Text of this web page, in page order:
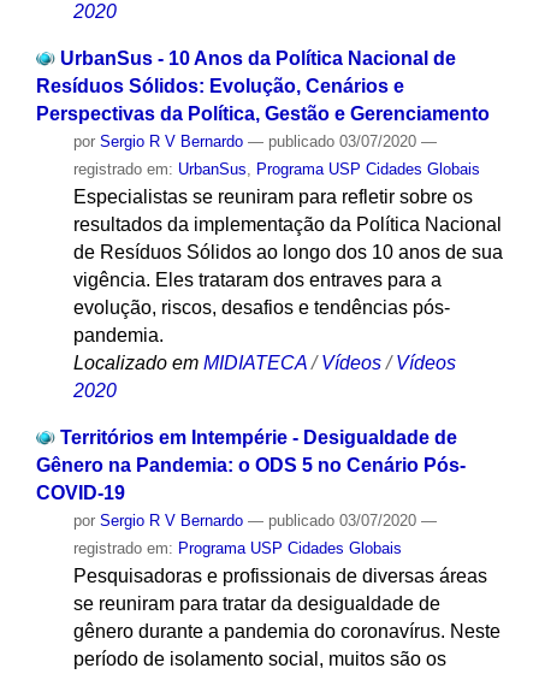
2020
UrbanSus - 10 Anos da Política Nacional de
Resíduos Sólidos: Evolução, Cenários e
Perspectivas da Política, Gestão e Gerenciamento
por Sergio R V Bernardo — publicado03/07/2020 —
registrado em: UrbanSus, Programa USP Cidades Globais
Especialistas se reuniram para refletir sobre os
resultados da implementação da Política Nacional
de Resíduos Sólidos ao longo dos 10 anos de sua
vigência. Eles trataram dos entraves para a
evolução, riscos, desafios e tendências pós-
pandemia.
Localizado em MIDIATECA /Vídeos /Vídeos
2020
Territórios em Intempérie - Desigualdade de
Gênero na Pandemia: o ODS 5 no Cenário Pós-
COVID-19
por Sergio R V Bernardo — publicado03/07/2020 —
registrado em: Programa USP Cidades Globais
Pesquisadoras e profissionais de diversas áreas
se reuniram para tratar da desigualdade de
gênero durante a pandemia do coronavírus. Neste
período de isolamento social, muitos são os